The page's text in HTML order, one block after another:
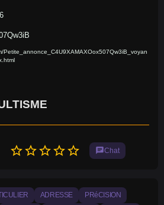
Petite_annonce_C4U9XAMAXOox507Qw3iB_voyan
star_borderstar_borderstar_borderstar_borderstar_border chatChat
ADRESSE PRéCISION